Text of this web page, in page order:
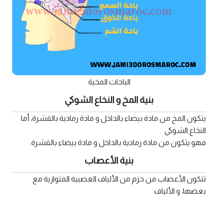
الباحات المخية
بنية المخ و النخاع الشوكي
يتكون المخ من مادة بيضاء بالداخل و مادة رمادية بالقشرة، أما
النخاع الشوكي
فهو يتكون من مادة رمادية بالداخل و مادة بيضاء بالقشرة.
بنية الأعصاب
تتكون الأعصاب من حزم من الألياف العصبية المتوازية مع
بعضها، و الألياف